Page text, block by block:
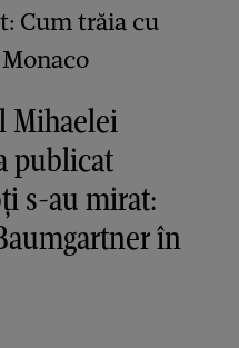
Mihaelei
publicat
s-au mirat:
în